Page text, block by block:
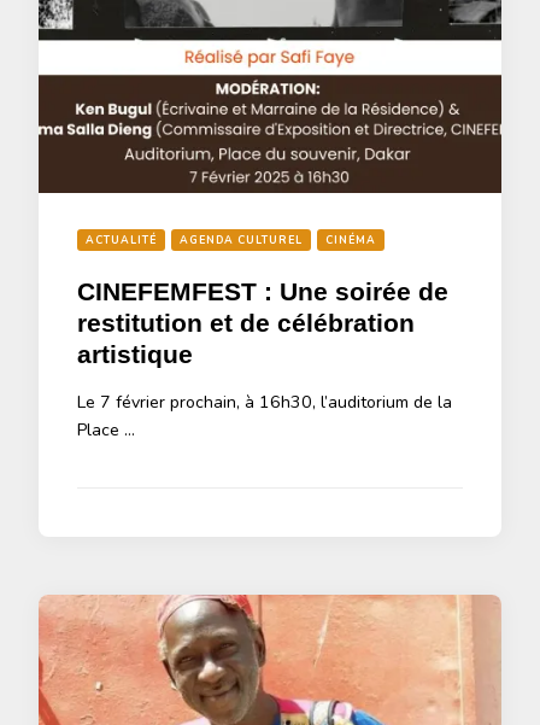
ACTUALITÉ AGENDA CULTUREL CINÉMA
CINEFEMFEST : Une soirée de
restitution et de célébration
artistique
Le 7 février prochain, à 16h30, l’auditorium de la
Place …